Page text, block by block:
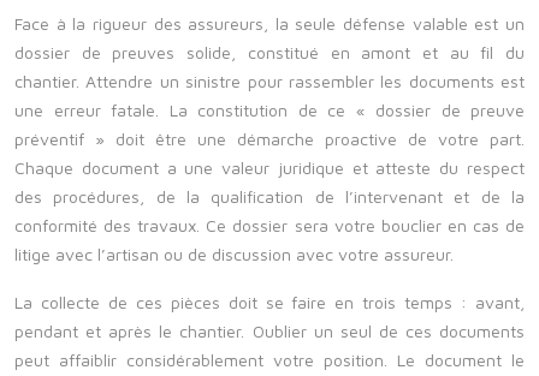
Face à la rigueur des assureurs, la seule défense valable est un
dossier de preuves solide, constitué en amont et au fil du
chantier. Attendre un sinistre pour rassembler les documents est
une erreur fatale. La constitution de ce « dossier de preuve
préventif » doit être une démarche proactive de votre part.
Chaque document a une valeur juridique et atteste du respect
des procédures, de la qualification de l’intervenant et de la
conformité des travaux. Ce dossier sera votre bouclier en cas de
litige avec l’artisan ou de discussion avec votre assureur.
La collecte de ces pièces doit se faire en trois temps : avant,
pendant et après le chantier. Oublier un seul de ces documents
peut affaiblir considérablement votre position. Le document le